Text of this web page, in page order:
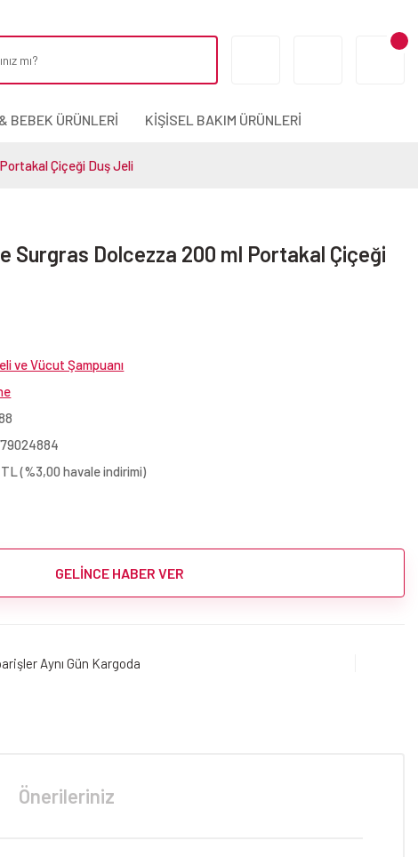
BEBEK ÜRÜNLERİ KİŞİSEL BAKIM ÜRÜNLERİ
Çiçeği Duş Jeli
Surgras Dolcezza 200 ml Portakal Çiçeği
ve Vücut Şampuanı
(%3,00 havale indirimi)
GELİNCE HABER VER
Aynı Gün Kargoda
Önerileriniz